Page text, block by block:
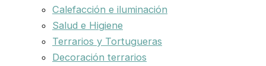
Calefacción e iluminación
Salud e Higiene
Terrarios y Tortugueras
Decoración terrarios